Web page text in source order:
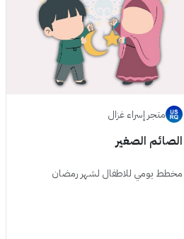
متجر إسراء غزال
الصائم الصغير
مخطط يومي للاطفال لشهر رمضان